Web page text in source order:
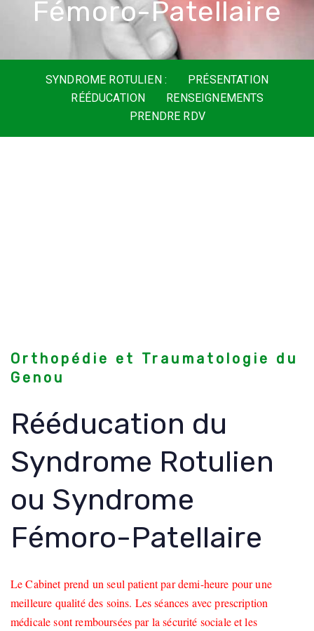
Fémoro-Patellaire
SYNDROME ROTULIEN :
PRÉSENTATION
RÉÉDUCATION
RENSEIGNEMENTS
PRENDRE RDV
Orthopédie et Traumatologie du
Genou
Rééducation du
Syndrome Rotulien
ou Syndrome
Fémoro-Patellaire
Le Cabinet prend un seul patient par demi-heure pour une
meilleure qualité des soins. Les séances avec prescription
médicale sont remboursées par la sécurité sociale et les